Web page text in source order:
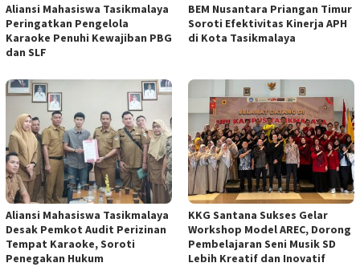
Aliansi Mahasiswa Tasikmalaya
Peringatkan Pengelola
Karaoke Penuhi Kewajiban PBG
dan SLF
BEM Nusantara Priangan Timur
Soroti Efektivitas Kinerja APH
di Kota Tasikmalaya
Aliansi Mahasiswa Tasikmalaya
Desak Pemkot Audit Perizinan
Tempat Karaoke, Soroti
Penegakan Hukum
KKG Santana Sukses Gelar
Workshop Model AREC, Dorong
Pembelajaran Seni Musik SD
Lebih Kreatif dan Inovatif